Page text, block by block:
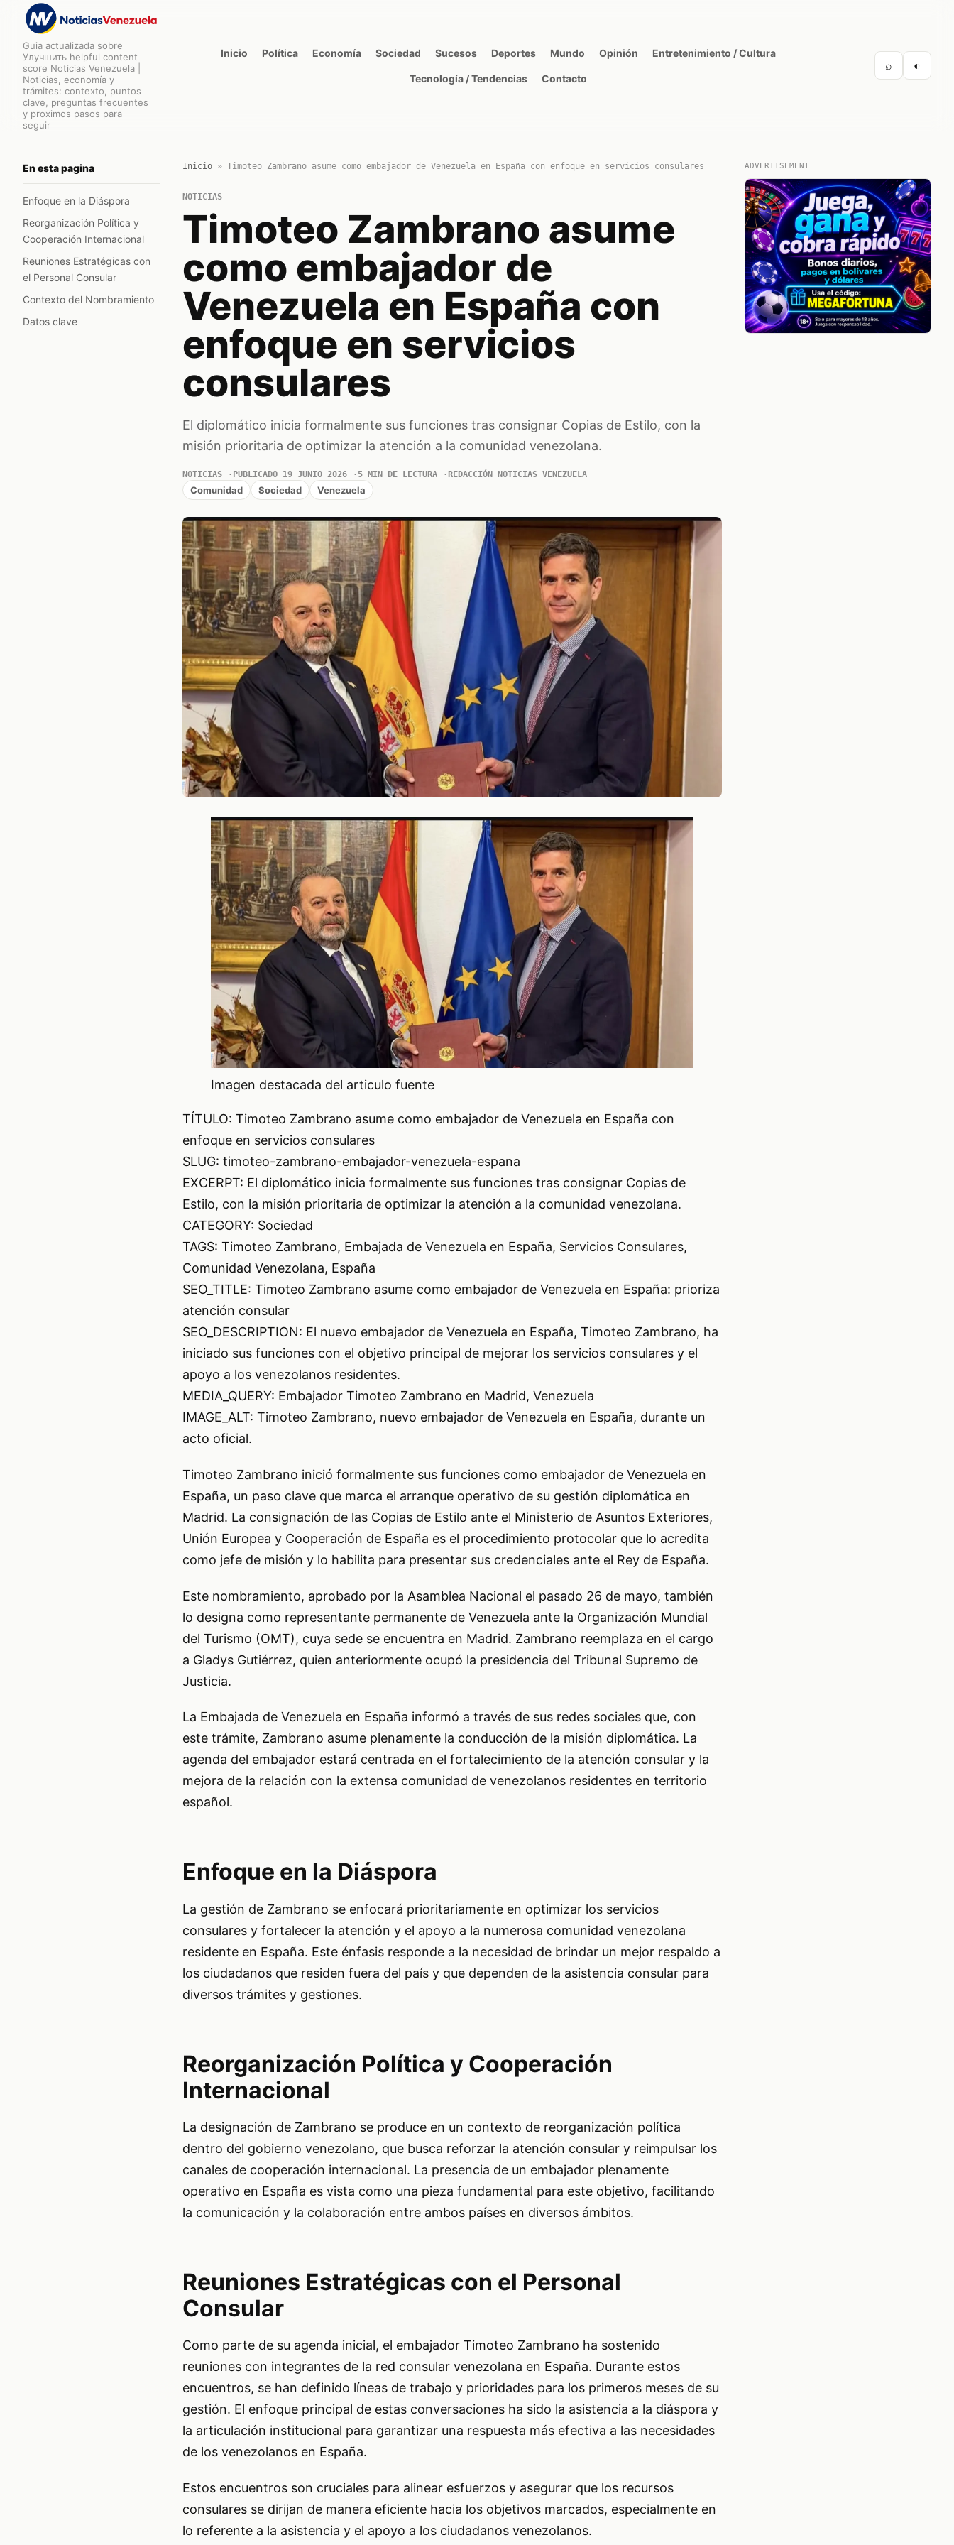
Guia actualizada sobre
Улучшить helpful content
score Noticias Venezuela |
Noticias, economía y
trámites: contexto, puntos
clave, preguntas frecuentes
y proximos pasos para
seguir
Inicio Política Economía Sociedad Sucesos Deportes Mundo Opinión Entretenimiento / Cultura
Tecnología / Tendencias Contacto
⌕ ◐
En esta pagina
Enfoque en la Diáspora
Reorganización Política y
Cooperación Internacional
Reuniones Estratégicas con
el Personal Consular
Contexto del Nombramiento
Datos clave
Inicio» Timoteo Zambrano asume como embajador de Venezuela en España con enfoque en servicios consulares
NOTICIAS
Timoteo Zambrano asume
como embajador de
Venezuela en España con
enfoque en servicios
consulares
El diplomático inicia formalmente sus funciones tras consignar Copias de Estilo, con la
misión prioritaria de optimizar la atención a la comunidad venezolana.
NOTICIAS PUBLICADO 19 JUNIO 2026 5 MIN DE LECTURA REDACCIÓN NOTICIAS VENEZUELA
Comunidad Sociedad Venezuela
Imagen destacada del articulo fuente
TÍTULO: Timoteo Zambrano asume como embajador de Venezuela en España con
enfoque en servicios consulares
SLUG: timoteo-zambrano-embajador-venezuela-espana
EXCERPT: El diplomático inicia formalmente sus funciones tras consignar Copias de
Estilo, con la misión prioritaria de optimizar la atención a la comunidad venezolana.
CATEGORY: Sociedad
TAGS: Timoteo Zambrano, Embajada de Venezuela en España, Servicios Consulares,
Comunidad Venezolana, España
SEO_TITLE: Timoteo Zambrano asume como embajador de Venezuela en España: prioriza
atención consular
SEO_DESCRIPTION: El nuevo embajador de Venezuela en España, Timoteo Zambrano, ha
iniciado sus funciones con el objetivo principal de mejorar los servicios consulares y el
apoyo a los venezolanos residentes.
MEDIA_QUERY: Embajador Timoteo Zambrano en Madrid, Venezuela
IMAGE_ALT: Timoteo Zambrano, nuevo embajador de Venezuela en España, durante un
acto oficial.
Timoteo Zambrano inició formalmente sus funciones como embajador de Venezuela en
España, un paso clave que marca el arranque operativo de su gestión diplomática en
Madrid. La consignación de las Copias de Estilo ante el Ministerio de Asuntos Exteriores,
Unión Europea y Cooperación de España es el procedimiento protocolar que lo acredita
como jefe de misión y lo habilita para presentar sus credenciales ante el Rey de España.
Este nombramiento, aprobado por la Asamblea Nacional el pasado 26 de mayo, también
lo designa como representante permanente de Venezuela ante la Organización Mundial
del Turismo (OMT), cuya sede se encuentra en Madrid. Zambrano reemplaza en el cargo
a Gladys Gutiérrez, quien anteriormente ocupó la presidencia del Tribunal Supremo de
Justicia.
La Embajada de Venezuela en España informó a través de sus redes sociales que, con
este trámite, Zambrano asume plenamente la conducción de la misión diplomática. La
agenda del embajador estará centrada en el fortalecimiento de la atención consular y la
mejora de la relación con la extensa comunidad de venezolanos residentes en territorio
español.
Enfoque en la Diáspora
La gestión de Zambrano se enfocará prioritariamente en optimizar los servicios
consulares y fortalecer la atención y el apoyo a la numerosa comunidad venezolana
residente en España. Este énfasis responde a la necesidad de brindar un mejor respaldo a
los ciudadanos que residen fuera del país y que dependen de la asistencia consular para
diversos trámites y gestiones.
Reorganización Política y Cooperación
Internacional
La designación de Zambrano se produce en un contexto de reorganización política
dentro del gobierno venezolano, que busca reforzar la atención consular y reimpulsar los
canales de cooperación internacional. La presencia de un embajador plenamente
operativo en España es vista como una pieza fundamental para este objetivo, facilitando
la comunicación y la colaboración entre ambos países en diversos ámbitos.
Reuniones Estratégicas con el Personal
Consular
Como parte de su agenda inicial, el embajador Timoteo Zambrano ha sostenido
reuniones con integrantes de la red consular venezolana en España. Durante estos
encuentros, se han definido líneas de trabajo y prioridades para los primeros meses de su
gestión. El enfoque principal de estas conversaciones ha sido la asistencia a la diáspora y
la articulación institucional para garantizar una respuesta más efectiva a las necesidades
de los venezolanos en España.
Estos encuentros son cruciales para alinear esfuerzos y asegurar que los recursos
consulares se dirijan de manera eficiente hacia los objetivos marcados, especialmente en
lo referente a la asistencia y el apoyo a los ciudadanos venezolanos.
ADVERTISEMENT